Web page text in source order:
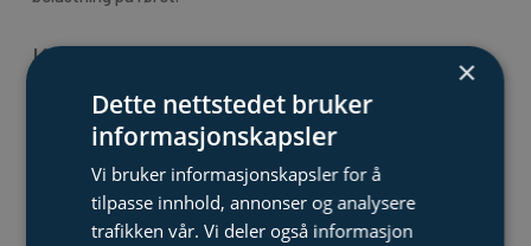
Kostnads- og
Kortere arbeidstid og mindre
behov for etterarbeid gir lavere
totale kostnader, spesielt i
tett bebygde områder.
×
Dette nettstedet bruker
informasjonskapsler
Vi bruker informasjonskapsler for å
tilpasse innhold, annonser og analysere
trafikken vår. Vi deler også informasjon